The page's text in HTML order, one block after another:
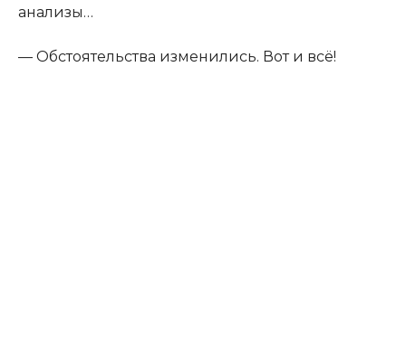
анализы…
— Обстоятельства изменились. Вот и всё!